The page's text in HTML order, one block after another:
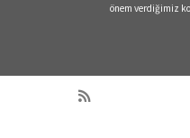
önem verdiğimiz